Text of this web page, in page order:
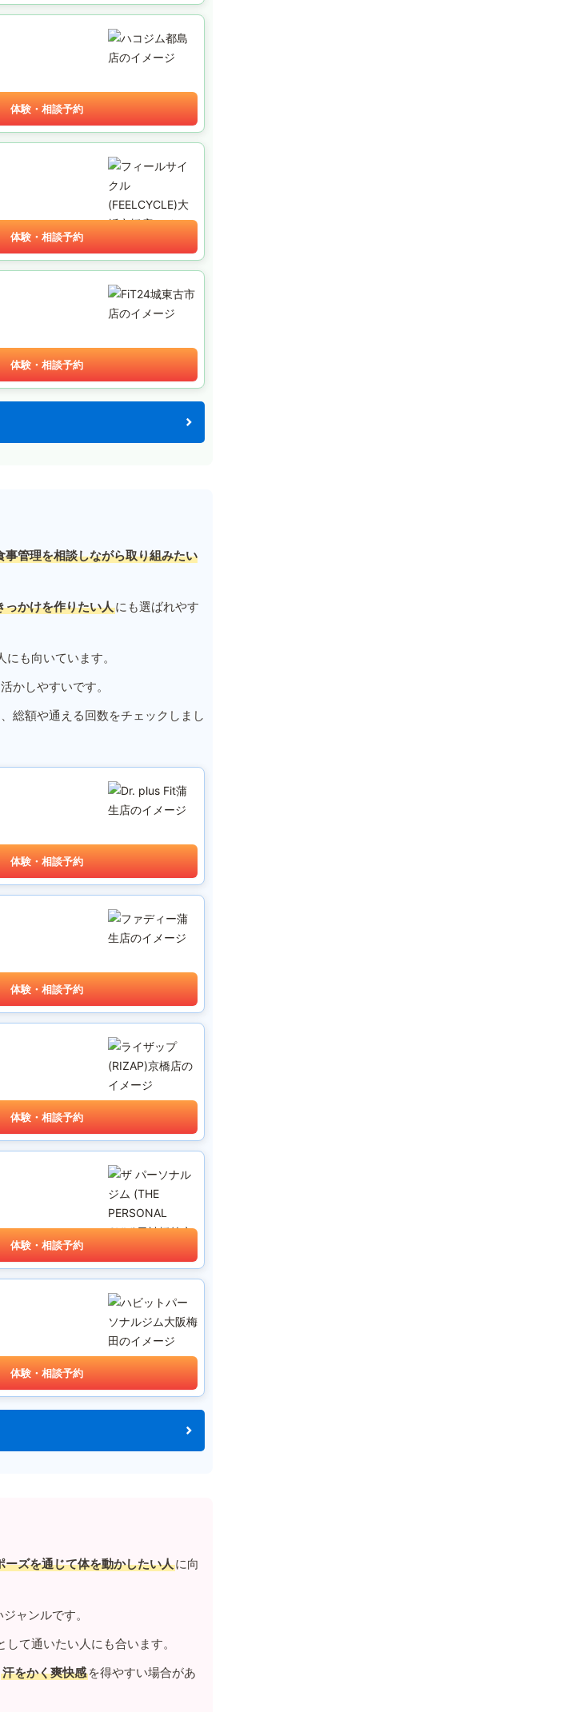
体験・相談予約
体験・相談予約
体験・相談予約
事管理を相談しながら取り組みたい
っかけを作りたい人にも選ばれやす
も向いています。
かしやすいです。
総額や通える回数をチェックしまし
体験・相談予約
体験・相談予約
体験・相談予約
体験・相談予約
体験・相談予約
ーズを通じて体を動かしたい人に向
ャンルです。
して通いたい人にも合います。
汗をかく爽快感 を得やすい場合があ